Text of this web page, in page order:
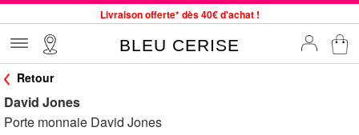
Livraison offerte* dès 40€ d'achat !
Commande avant 12h expédiée le jour même, du lundi au vendredi
Jusqu'à -75% sur le site du 29/07 au 27/08
BLEU CERISE
Retour
David Jones
Porte monnaie David Jones